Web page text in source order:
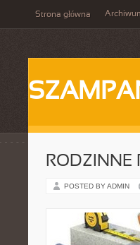
Strona główna
RODZINNE
POSTED BY ADMIN